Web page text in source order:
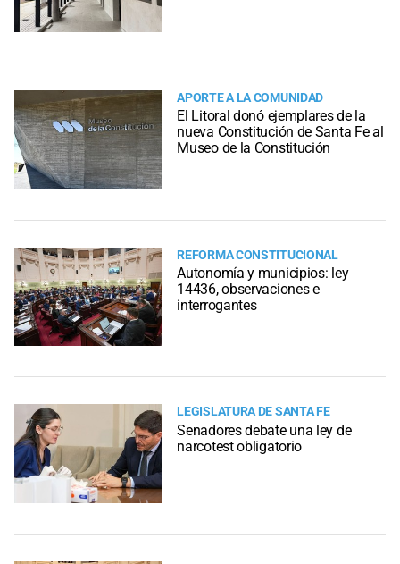
APORTE A LA COMUNIDAD
El Litoral donó ejemplares de la
nueva Constitución de Santa Fe al
Museo de la Constitución
REFORMA CONSTITUCIONAL
Autonomía y municipios: ley
14436, observaciones e
interrogantes
LEGISLATURA DE SANTA FE
Senadores debate una ley de
narcotest obligatorio